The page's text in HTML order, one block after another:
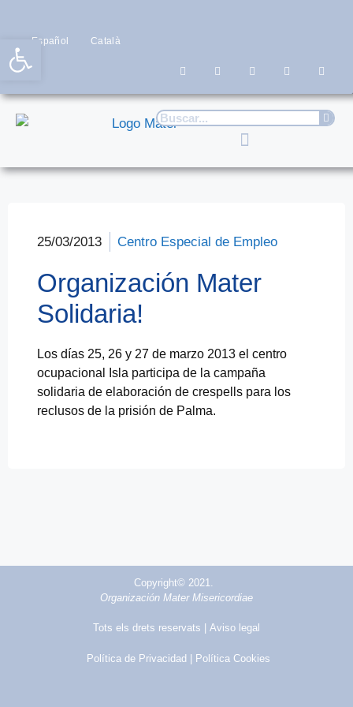
Español Català
25/03/2013 Centro Especial de Empleo
Organización Mater
Solidaria!
Los días 25, 26 y 27 de marzo 2013 el centro
ocupacional Isla participa de la campaña
solidaria de elaboración de crespells para los
reclusos de la prisión de Palma.
Copyright© 2021.
Organización Mater Misericordiae
Tots els drets reservats | Aviso legal
Política de Privacidad | Política Cookies
Abrir barra de herramientas